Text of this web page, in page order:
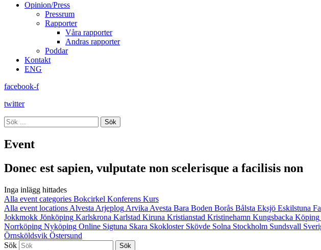
Opinion/Press
Pressrum
Rapporter
Våra rapporter
Andras rapporter
Poddar
Kontakt
ENG
facebook-f
twitter
Sök
Event
Donec est sapien, vulputate non scelerisque a facilisis non
Inga inlägg hittades
Alla event categories Bokcirkel Konferens Kurs
Alla event locations Alvesta Arjeplog Arvika Avesta Bara Boden Borås Bålsta Eksjö Eskilstuna
Jokkmokk Jönköping Karlskrona Karlstad Kiruna Kristianstad Kristinehamn Kungsbacka Köping
Norrköping Nyköping Online Sigtuna Skara Skokloster Skövde Solna Stockholm Sundsvall
Örnsköldsvik Östersund
Sök